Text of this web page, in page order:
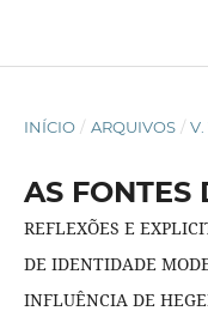
INÍCIO / ARQUIVOS / V.
AS FONTES
REFLEXÕES E
DE IDENTIDADE
INFLUÊNCIA DE